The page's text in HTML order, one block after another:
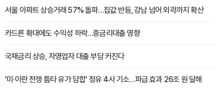
서울 아파트 상승거래 57% 돌파…집값 반등, 강남 넘어 외곽까지 확산
카드론 확대에도 수익성 하락…중금리대출 영향
국채금리 상승, 자영업자 대출 부담 커진다
'미·이란 전쟁 틈타 유가 담합' 정유 4사 기소…파급 효과 26조 원 달해